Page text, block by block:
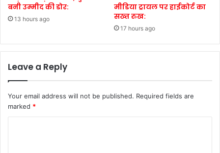
बनी उम्मीद की डोर:
13 hours ago
मीडिया ट्रायल पर हाईकोर्ट का
सख्त रुख:
17 hours ago
Leave a Reply
Your email address will not be published. Required fields are
marked *